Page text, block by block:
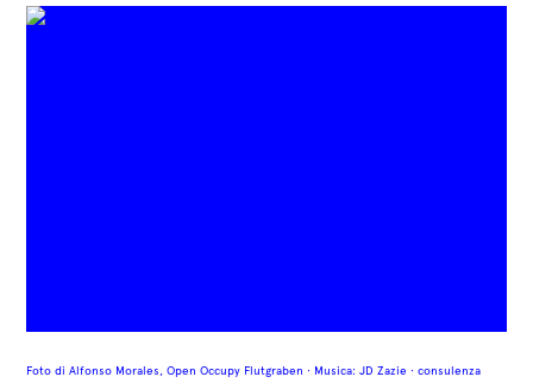
Foto di Alfonso Morales, Open Occupy Flutgraben · Musica: JD Zazie ·consulenza